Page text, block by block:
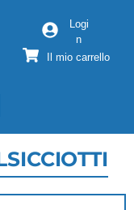
Logi
n
Il mio carrello